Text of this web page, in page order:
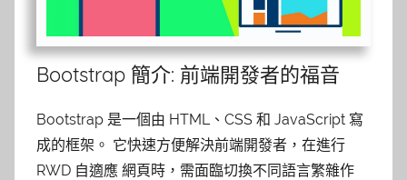
Bootstrap 簡介: 前端開發者的福音
Bootstrap 是一個由 HTML、CSS 和 JavaScript 寫
成的框架。 它快速方便解決前端開發者，在進行
RWD 自適應 網頁時，需面臨切換不同語言繁雜作